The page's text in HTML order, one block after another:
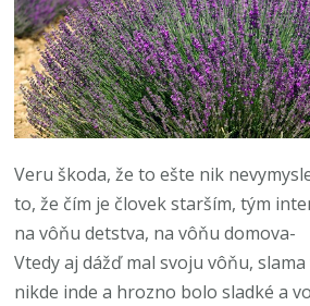
Veru škoda, že to ešte nik
to, že čím je človek starším, tým
na vôňu detstva, na vôňu domova-
Vtedy aj dážď mal svoju vôňu,
nikde inde a hrozno bolo sladké a